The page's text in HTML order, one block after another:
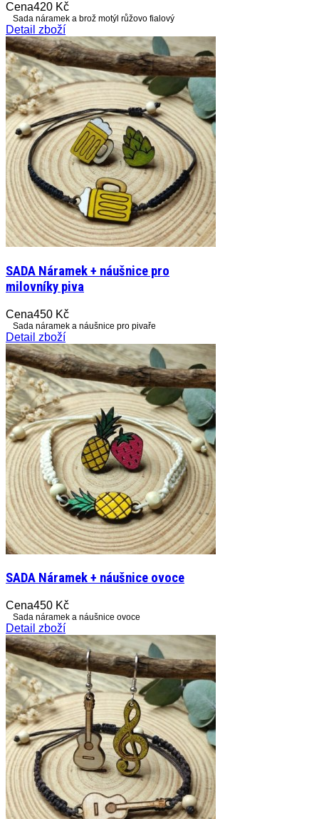
Cena420 Kč
Sada náramek a brož motýl růžovo fialový
Detail zboží
SADA Náramek + náušnice pro
milovníky piva
Cena450 Kč
Sada náramek a náušnice pro pivaře
Detail zboží
SADA Náramek + náušnice ovoce
Cena450 Kč
Sada náramek a náušnice ovoce
Detail zboží